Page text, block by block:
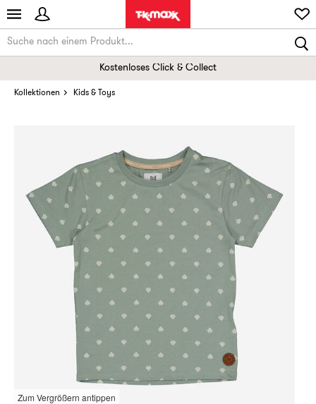
Kostenloses Click & Collect
Kollektionen Kids & Toys
Zum Vergrößern antippen